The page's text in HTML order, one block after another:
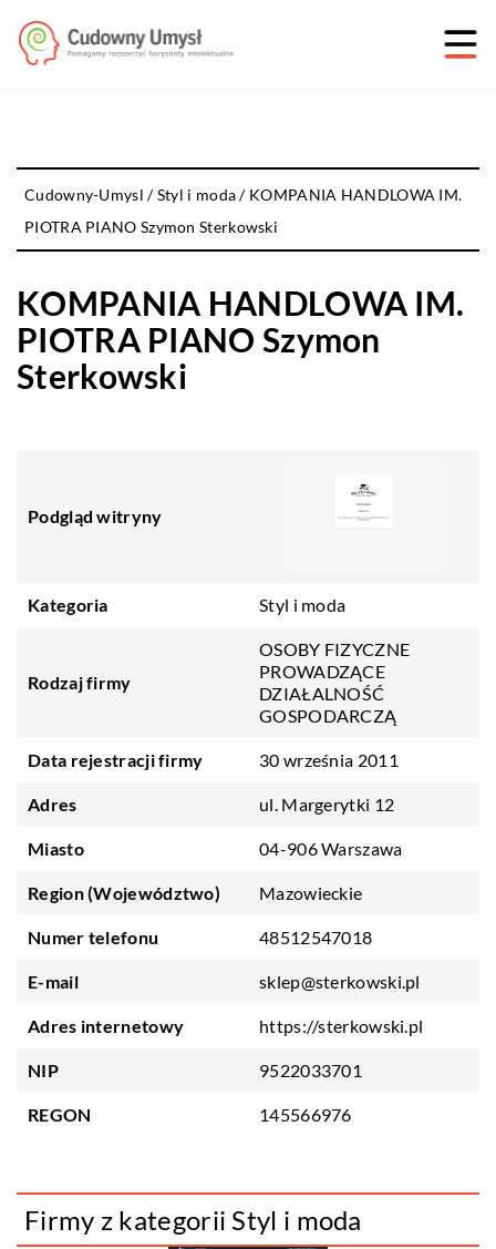
Cudowny-Umysl /Styl i moda/ KOMPANIA HANDLOWA IM.
PIOTRA PIANO Szymon Sterkowski
KOMPANIA HANDLOWA IM.
PIOTRA PIANO Szymon
Sterkowski
Podgląd witryny
Kategoria Styl i moda
Rodzaj firmy
OSOBY FIZYCZNE
PROWADZĄCE
DZIAŁALNOŚĆ
GOSPODARCZĄ
Data rejestracji firmy 30 września 2011
Adres ul. Margerytki 12
Miasto 04-906 Warszawa
Region (Województwo) Mazowieckie
Numer telefonu 48512547018
E-mail sklep@sterkowski.pl
Adres internetowy https://sterkowski.pl
NIP 9522033701
REGON 145566976
Firmy z kategorii Styl i moda